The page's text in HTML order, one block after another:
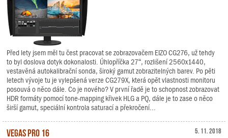
Před lety jsem měl tu čest pracovat se zobrazovačem EIZO CG276, už tehdy
to byl doslova dotyk dokonalosti. Úhlopříčka 27“, rozlišení 2560x1440,
vestavěná autokalibrační sonda, široký gamut zobrazitelných barev. Po pěti
letech vývoje tu je vylepšená verze CG279X, která opět vlastnosti monitoru
posouvá o něco dále. Co je nového? V první řadě je to schopnost zobrazovat
HDR formáty pomocí tone-mapping křivek HLG a PQ, dále je to zase o něco
širší gamut, speciální kontrola saturací a překročení...
5. 11. 2018
Vegas Pro 16